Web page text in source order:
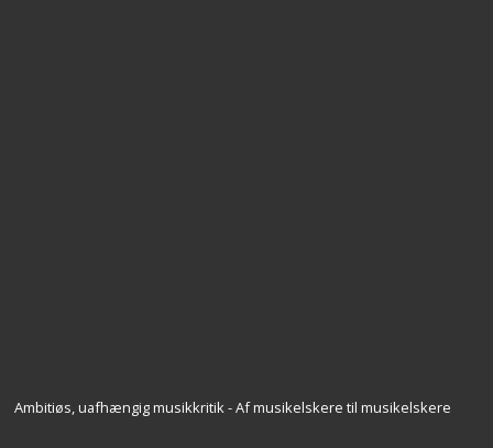
Ambitiøs, uafhængig musikkritik - Af musikelskere til musikelskere